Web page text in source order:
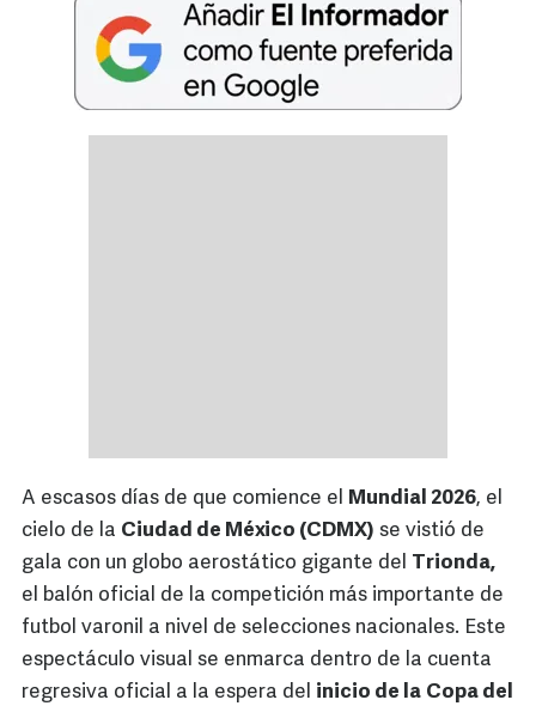
A escasos días de que comience el Mundial 2026, el
cielo de la Ciudad de México (CDMX) se vistió de
gala con un globo aerostático gigante del Trionda,
el balón oficial de la competición más importante de
futbol varonil a nivel de selecciones nacionales. Este
espectáculo visual se enmarca dentro de la cuenta
regresiva oficial a la espera del inicio de la Copa del